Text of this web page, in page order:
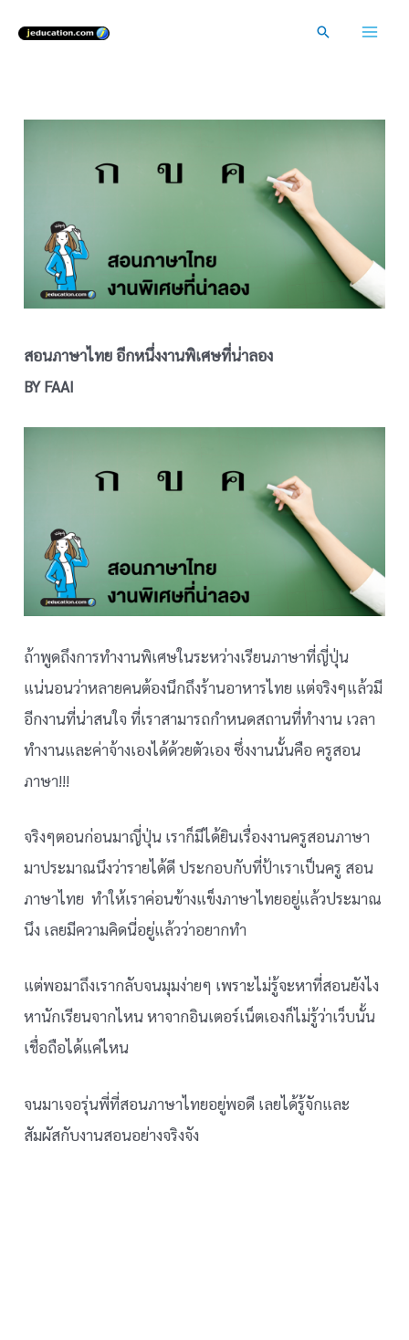
Search
สอนภาษาไทย อีกหนึ่งงานพิเศษที่น่าลอง
BY FAAI
ถ้าพูดถึงการทำงานพิเศษในระหว่างเรียนภาษาที่ญี่ปุ่น
แน่นอนว่าหลายคนต้องนึกถึงร้านอาหารไทย แต่จริงๆแล้วมี
อีกงานที่น่าสนใจ ที่เราสามารถกำหนดสถานที่ทำงาน เวลา
ทำงานและค่าจ้างเองได้ด้วยตัวเอง ซึ่งงานนั้นคือ ครูสอน
ภาษา!!!
จริงๆตอนก่อนมาญี่ปุ่น เราก็มีได้ยินเรื่องงานครูสอนภาษา
มาประมาณนึงว่ารายได้ดี ประกอบกับที่ป้าเราเป็นครู สอน
ภาษาไทย ทำให้เราค่อนข้างแข็งภาษาไทยอยู่แล้วประมาณ
นึง เลยมีความคิดนี่อยู่แล้วว่าอยากทำ
แต่พอมาถึงเรากลับจนมุมง่ายๆ เพราะไม่รู้จะหาที่สอนยังไง
หานักเรียนจากไหน หาจากอินเตอร์เน็ตเองก็ไม่รู้ว่าเว็บนั้น
เชื่อถือได้แค่ไหน
จนมาเจอรุ่นพี่ที่สอนภาษาไทยอยู่พอดี เลยได้รู้จักและ
สัมผัสกับงานสอนอย่างจริงจัง